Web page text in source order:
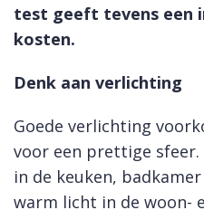
test geeft tevens een
kosten.
Denk aan verlichting
Goede verlichting
voor een prettige
in de keuken,
warm licht in de woon-